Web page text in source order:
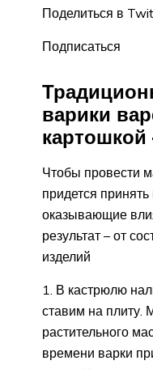
Поделиться в
Подписаться
варики
картошкой
Чтобы провести
придется
оказывающие
результат – от
изделий
В кастрюлю
ставим на плиту.
растительного
времени варки